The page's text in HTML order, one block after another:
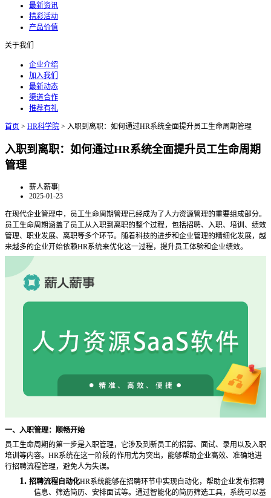
最新资讯
精彩活动
产品价值
关于我们
企业介绍
加入我们
最新动态
渠道合作
推荐有礼
首页 > HR科学院 > 入职到离职：如何通过HR系统全面提升员工生命周期管理
入职到离职：如何通过HR系统全面提升员工生命周期
管理
薪人薪事|
2025-01-23
在现代企业管理中，员工生命周期管理已经成为了人力资源管理的重要组成部分。
员工生命周期涵盖了员工从入职到离职的整个过程，包括招聘、入职、培训、绩效
管理、职业发展、离职等多个环节。随着科技的进步和企业管理的精细化发展，越
来越多的企业开始依赖HR系统来优化这一过程，提升员工体验和企业绩效。
一、入职管理：顺畅开始
员工生命周期的第一步是入职管理，它涉及到新员工的招募、面试、录用以及入职
培训等内容。 HR系统在这一阶段的作用尤为突出，能够帮助企业高效、准确地进
行招聘流程管理，避免人为失误。
1. 招聘流程自动化HR系统能够在招聘环节中实现自动化，帮助企业发布招聘
信息、筛选简历、安排面试等。通过智能化的简历筛选工具，系统可以基